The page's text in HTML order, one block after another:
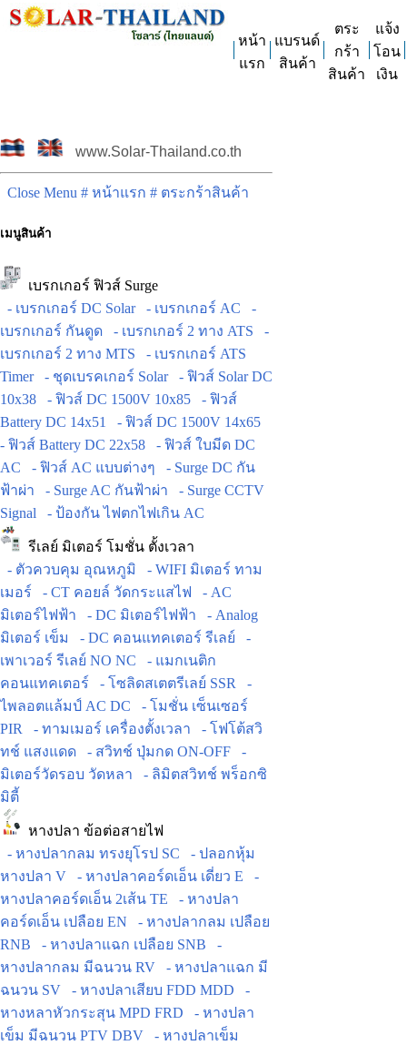
หน้า
แรก
แบรนด์
สินค้า
ตระ
กร้า
สินค้า
แจ้ง
โอน
เงิน
www.Solar-Thailand.co.th
Close Menu # หน้าแรก # ตระกร้าสินค้า
เมนูสินค้า
เบรกเกอร์ ฟิวส์ Surge
- เบรกเกอร์ DC Solar
- เบรกเกอร์ AC
-
เบรกเกอร์ กันดูด
- เบรกเกอร์ 2 ทาง ATS
-
เบรกเกอร์ 2 ทาง MTS
- เบรกเกอร์ ATS
Timer
- ชุดเบรคเกอร์ Solar
- ฟิวส์ Solar DC
10x38
- ฟิวส์ DC 1500V 10x85
- ฟิวส์
Battery DC 14x51
- ฟิวส์ DC 1500V 14x65
- ฟิวส์ Battery DC 22x58
- ฟิวส์ ใบมีด DC
AC
- ฟิวส์ AC แบบต่างๆ
- Surge DC กัน
ฟ้าผ่า
- Surge AC กันฟ้าผ่า
- Surge CCTV
Signal
- ป้องกัน ไฟตกไฟเกิน AC
รีเลย์ มิเตอร์ โมชั่น ตั้งเวลา
- ตัวควบคุม อุณหภูมิ
- WIFI มิเตอร์ ทาม
เมอร์
- CT คอยล์ วัดกระแสไฟ
- AC
มิเตอร์ไฟฟ้า
- DC มิเตอร์ไฟฟ้า
- Analog
มิเตอร์ เข็ม
- DC คอนแทคเตอร์ รีเลย์
-
เพาเวอร์ รีเลย์ NO NC
- แมกเนติก
คอนแทคเตอร์
- โซลิดสเตตรีเลย์ SSR
-
ไพลอตแล้มป์ AC DC
- โมชั่น เซ็นเซอร์
PIR
- ทามเมอร์ เครื่องตั้งเวลา
- โฟโต้สวิ
ทช์ แสงแดด
- สวิทช์ ปุ่มกด ON-OFF
-
มิเตอร์วัดรอบ วัดหลา
- ลิมิตสวิทช์ พร็อกซิ
มิตี้
หางปลา ข้อต่อสายไฟ
- หางปลากลม ทรงยุโรป SC
- ปลอกหุ้ม
หางปลา V
- หางปลาคอร์ดเอ็น เดี่ยว E
-
หางปลาคอร์ดเอ็น 2เส้น TE
- หางปลา
คอร์ดเอ็น เปลือย EN
- หางปลากลม เปลือย
RNB
- หางปลาแฉก เปลือย SNB
-
หางปลากลม มีฉนวน RV
- หางปลาแฉก มี
ฉนวน SV
- หางปลาเสียบ FDD MDD
-
หางหลาหัวกระสุน MPD FRD
- หางปลา
เข็ม มีฉนวน PTV DBV
- หางปลาเข็ม